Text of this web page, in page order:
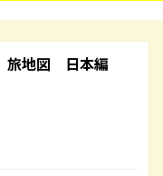
旅地図 日本編